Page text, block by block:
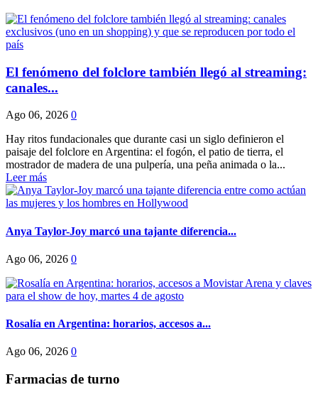
El fenómeno del folclore también llegó al streaming:
canales...
Ago 06, 2026 0
Hay ritos fundacionales que durante casi un siglo definieron el
paisaje del folclore en Argentina: el fogón, el patio de tierra, el
mostrador de madera de una pulpería, una peña animada o la...
Leer más
Anya Taylor-Joy marcó una tajante diferencia...
Ago 06, 2026 0
Rosalía en Argentina: horarios, accesos a...
Ago 06, 2026 0
Farmacias de turno